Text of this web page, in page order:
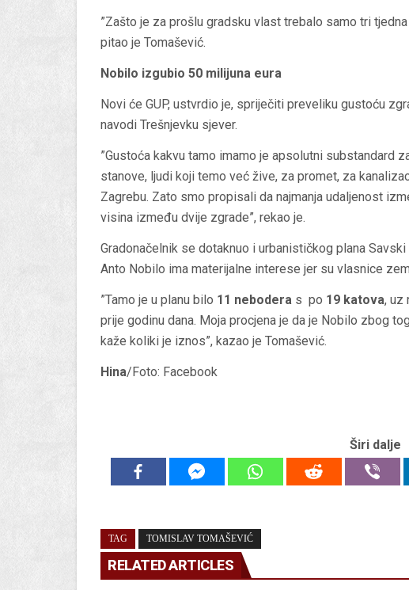
”Zašto je za prošlu gradsku vlast trebalo samo tri
pitao je Tomašević.
Nobilo izgubio 50 milijuna eura
Novi će GUP, ustvrdio je, spriječiti preveliku gustoću
navodi Trešnjevku sjever.
”Gustoća kakvu tamo imamo je apsolutni substandard
stanove, ljudi koji temo već žive, za promet, za
Zagrebu. Zato smo propisali da najmanja udaljenost
visina između dvije zgrade”, rekao je.
Gradonačelnik se dotaknuo i urbanističkog plana
Anto Nobilo ima materijalne interese jer su vlasnice
”Tamo je u planu bilo 11 nebodera s po 19 katova, uz
prije godinu dana. Moja procjena je da je Nobilo zbog
kaže koliki je iznos”, kazao je Tomašević.
Hina/Foto: Facebook
Širi dalje
TAG TOMISLAV TOMAŠEVIĆ
RELATED ARTICLES